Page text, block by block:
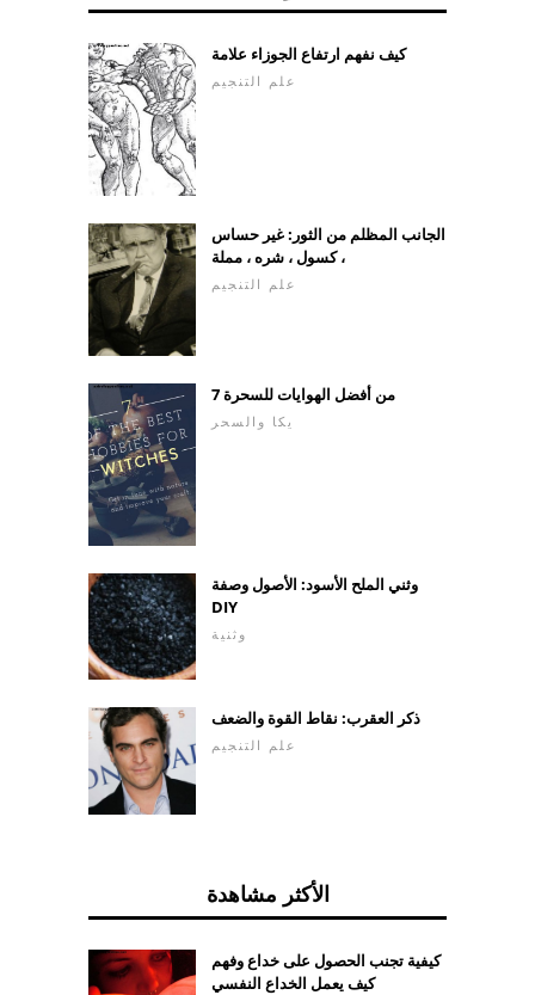
كيف نفهم ارتفاع الجوزاء علامة
علم التنجيم
الجانب المظلم من الثور: غير حساس
، كسول ، شره ، مملة
علم التنجيم
7 من أفضل الهوايات للسحرة
يكا والسحر
وثني الملح الأسود: الأصول وصفة
DIY
وثنية
ذكر العقرب: نقاط القوة والضعف
علم التنجيم
الأكثر مشاهدة
كيفية تجنب الحصول على خداع وفهم
كيف يعمل الخداع النفسي